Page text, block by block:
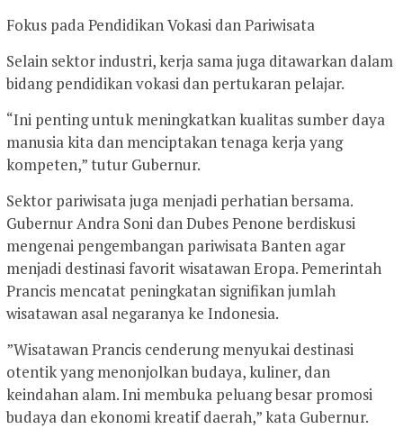
​Fokus pada Pendidikan Vokasi dan Pariwisata
​Selain sektor industri, kerja sama juga ditawarkan dalam
bidang pendidikan vokasi dan pertukaran pelajar.
​“Ini penting untuk meningkatkan kualitas sumber daya
manusia kita dan menciptakan tenaga kerja yang
kompeten,” tutur Gubernur.
​Sektor pariwisata juga menjadi perhatian bersama.
Gubernur Andra Soni dan Dubes Penone berdiskusi
mengenai pengembangan pariwisata Banten agar
menjadi destinasi favorit wisatawan Eropa. Pemerintah
Prancis mencatat peningkatan signifikan jumlah
wisatawan asal negaranya ke Indonesia.
​”Wisatawan Prancis cenderung menyukai destinasi
otentik yang menonjolkan budaya, kuliner, dan
keindahan alam. Ini membuka peluang besar promosi
budaya dan ekonomi kreatif daerah,” kata Gubernur.